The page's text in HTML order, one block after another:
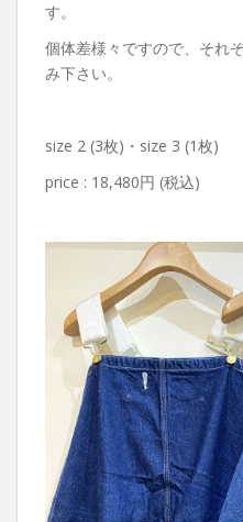
す。
個体差様々ですので、それ
み下さい。
size 2 (3枚)・size 3 (1枚)
price : 18,480円 (税込)